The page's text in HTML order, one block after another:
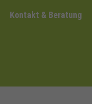
Kontakt & Beratung